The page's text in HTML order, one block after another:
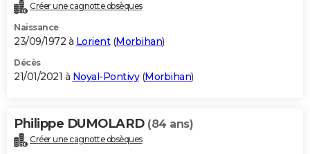
Créer une cagnotte obsèques
Naissance
23/09/1972 à Lorient(Morbihan)
Décès
21/01/2021 à Noyal-Pontivy(Morbihan)
Philippe DUMOLARD (84 ans)
Créer une cagnotte obsèques